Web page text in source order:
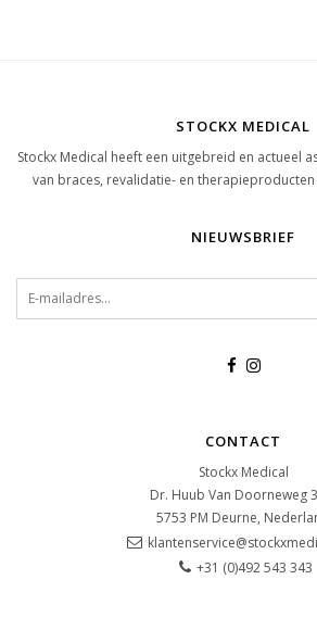
STOCKX MEDICAL
Stockx Medical heeft een uitgebreid en actueel
van braces, revalidatie- en
NIEUWSBRIEF
CONTACT
Stockx Medical
Dr. Huub Van Doorneweg
5753 PM Deurne,
+31 (0)492 543 343